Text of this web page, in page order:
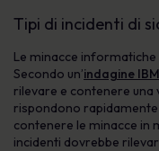
Tipi di incidenti di
Le minacce
Secondo un’indagine IBM
rilevare e contenere una
rispondono
contenere le minacce in
incidenti dovrebbe